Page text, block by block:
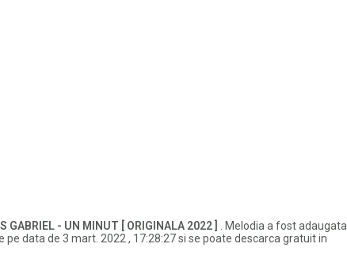
GABRIEL - UN MINUT [ ORIGINALA 2022 ]
. Melodia a fost adaugata
pe data de 3 mart. 2022 , 17:28:27 si se poate descarca gratuit in